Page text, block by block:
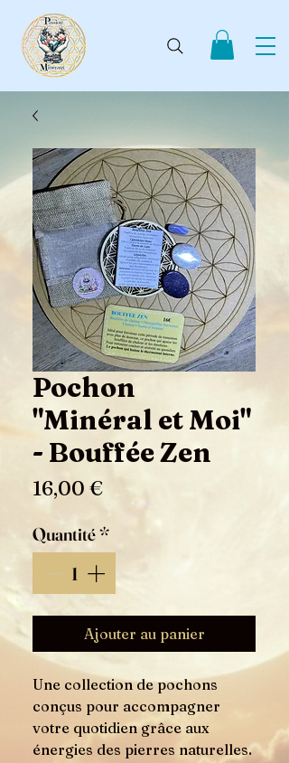
Pochon
"Minéral et Moi"
- Bouffée Zen
16,00 €Prix
Quantité*
Ajouter au panier
Une collection de pochons
conçus pour accompagner
votre quotidien grâce aux
énergies des pierres naturelles.